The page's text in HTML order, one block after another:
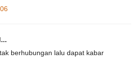
berhubungan lalu dapat kabar